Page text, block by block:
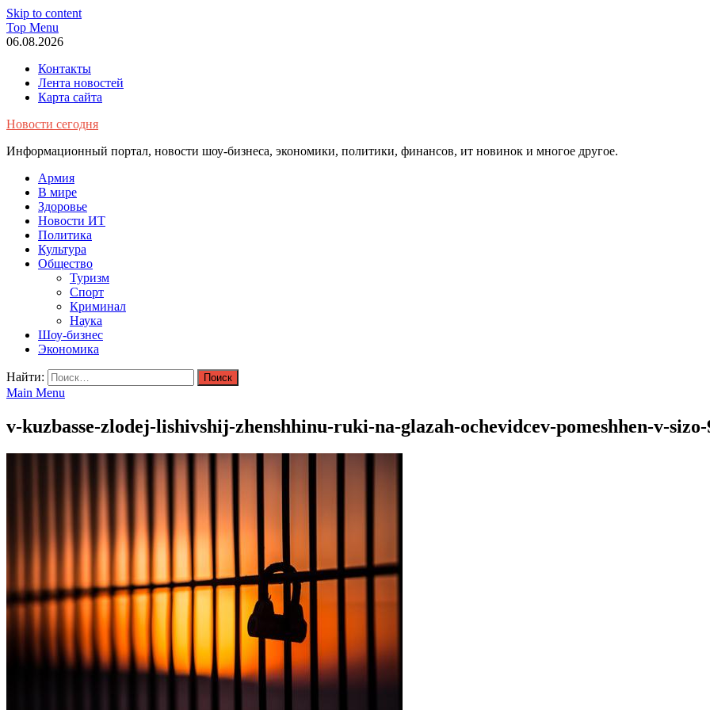
Skip to content
Top Menu
06.08.2026
Контакты
Лента новостей
Карта сайта
Новости сегодня
Информационный портал, новости шоу-бизнеса, экономики, политики, финансов, ит новинок и многое другое.
Армия
В мире
Здоровье
Новости ИТ
Политика
Культура
Общество
Туризм
Спорт
Криминал
Наука
Шоу-бизнес
Экономика
Найти:
Main Menu
v-kuzbasse-zlodej-lishivshij-zhenshhinu-ruki-na-glazah-ochevidcev-pomeshhen-v-sizo-